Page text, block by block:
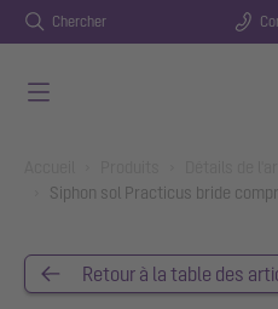
Chercher
Siphon sol Practicus bride
Retour à la table des